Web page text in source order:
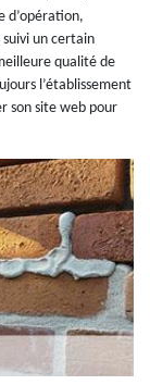
d’opération,
suivi un certain
qualité de
l’établissement
son site web pour